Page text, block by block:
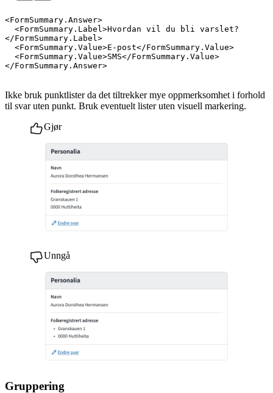
<FormSummary.Answer>
<FormSummary.Label>Hvordan vil du bli varslet?
</FormSummary.Label>
<FormSummary.Value>E-post</FormSummary.Value>
<FormSummary.Value>SMS</FormSummary.Value>
</FormSummary.Answer>
Ikke bruk punktlister da det tiltrekker mye oppmerksomhet i forhold
til svar uten punkt. Bruk eventuelt lister uten visuell markering.
Gjør
Unngå
Gruppering